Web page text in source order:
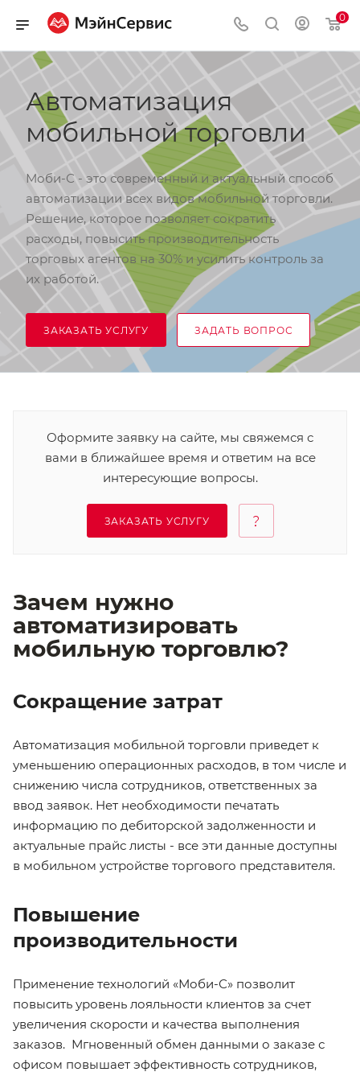
0
Автоматизация
мобильной торговли
Моби-С - это современный и актуальный способ
автоматизации всех видов мобильной торговли.
Решение, которое позволяет сократить
расходы, повысить производительность
торговых агентов на 30% и усилить контроль за
их работой.
ЗАКАЗАТЬ УСЛУГУ ЗАДАТЬ ВОПРОС
Оформите заявку на сайте, мы свяжемся с
вами в ближайшее время и ответим на все
интересующие вопросы.
ЗАКАЗАТЬ УСЛУГУ
Зачем нужно
автоматизировать
мобильную торговлю?
Сокращение затрат
Автоматизация мобильной торговли приведет к
уменьшению операционных расходов, в том числе и
снижению числа сотрудников, ответственных за
ввод заявок. Нет необходимости печатать
информацию по дебиторской задолженности и
актуальные прайс листы - все эти данные доступны
в мобильном устройстве торгового представителя.
Повышение
производительности
Применение технологий «Моби-С» позволит
повысить уровень лояльности клиентов за счет
увеличения скорости и качества выполнения
заказов. Мгновенный обмен данными о заказе с
офисом повышает эффективность сотрудников,